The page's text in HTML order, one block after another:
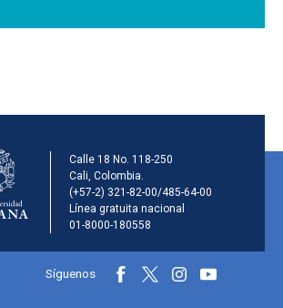
Información de la
Calle 18 No. 118-250
Cali, Colombia.
(+57-2) 321-82-00/485-64-00
Línea gratuita nacional
01-8000-180558
Información y redes sociales
Síguenos